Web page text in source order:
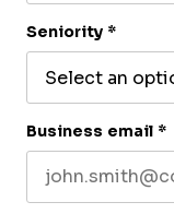
Seniority *
Business email *